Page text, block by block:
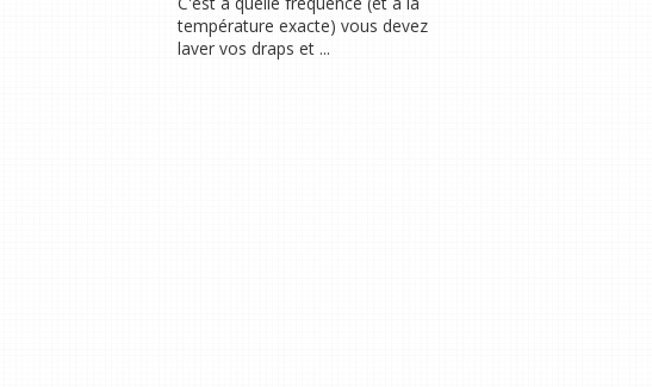
température exacte) vous devez
laver vos draps et ...